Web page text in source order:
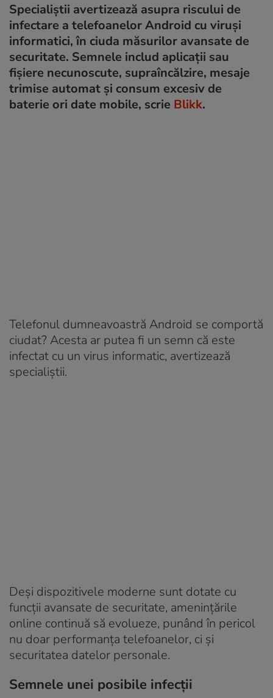
Specialiștii avertizează asupra riscului de
infectare a telefoanelor Android cu viruși
informatici, în ciuda măsurilor avansate de
securitate. Semnele includ aplicații sau
fișiere necunoscute, supraîncălzire, mesaje
trimise automat și consum excesiv de
baterie ori date mobile, scrie Blikk.
Telefonul dumneavoastră Android se comportă
ciudat? Acesta ar putea fi un semn că este
infectat cu un virus informatic, avertizează
specialiștii.
Deși dispozitivele moderne sunt dotate cu
funcții avansate de securitate, amenințările
online continuă să evolueze, punând în pericol
nu doar performanța telefoanelor, ci și
securitatea datelor personale.
Semnele unei posibile infecții